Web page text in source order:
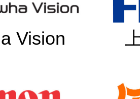
Vision